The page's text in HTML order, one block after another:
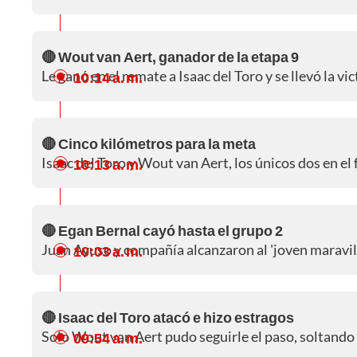
🔴 Wout van Aert, ganador de la etapa 9
Le ganó en el remate a Isaac del Toro y se llevó la
10:14 a. m.
🔴 Cinco kilómetros para la meta
Isaac del Toro y Wout van Aert, los únicos dos en
10:13 a. m.
🔴 Egan Bernal cayó hasta el grupo 2
Juan Ayuso y compañía alcanzaron al 'joven
10:03 a. m.
🔴 Isaac del Toro atacó e hizo estragos
Solo Wout van Aert pudo seguirle el paso,
09:54 a. m.